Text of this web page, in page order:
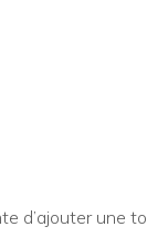
d’ajouter une